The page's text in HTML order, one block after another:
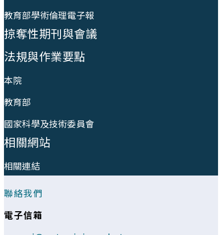
教育部學術倫理電子報
掠奪性期刊與會議
法規與作業要點
本院
教育部
國家科學及技術委員會
相關網站
相關連結
聯絡我們
電子信箱